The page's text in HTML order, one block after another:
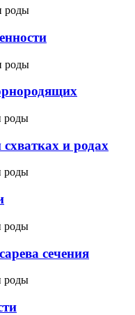
роды
роды
роды
и родах
роды
роды
сечения
роды